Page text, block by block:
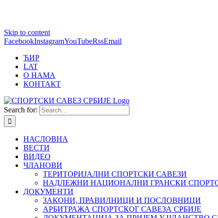
Skip to content
FacebookInstagramYouTubeRssEmail
ЋИР
LAT
О НАМА
КОНТАКТ
Search for:
НАСЛОВНА
ВЕСТИ
ВИДЕО
ЧЛАНОВИ
ТЕРИТОРИЈАЛНИ СПОРТСКИ САВЕЗИ
НАДЛЕЖНИ НАЦИОНАЛНИ ГРАНСКИ
ДОКУМЕНТИ
ЗАКОНИ, ПРАВИЛНИЦИ И ПОСЛОВНИЦИ
АРБИТРАЖА СПОРТСКОГ САВЕЗА СРБИЈЕ